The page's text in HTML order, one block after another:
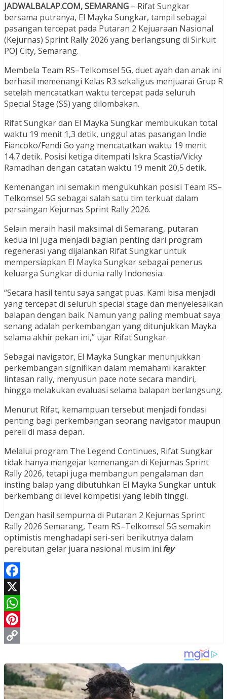
JADWALBALAP.COM, SEMARANG – Rifat Sungkar
bersama putranya, El Mayka Sungkar, tampil sebagai
pasangan tercepat pada Putaran 2 Kejuaraan Nasional
(Kejurnas) Sprint Rally 2026 yang berlangsung di Sirkuit
POJ City, Semarang.
Membela Team RS–Telkomsel 5G, duet ayah dan anak ini
berhasil memenangi Kelas R3 sekaligus menjuarai Grup R
setelah mencatatkan waktu tercepat pada seluruh
Special Stage (SS) yang dilombakan.
Rifat Sungkar dan El Mayka Sungkar membukukan total
waktu 19 menit 1,3 detik, unggul atas pasangan Indie
Fiancoko/Fendi Go yang mencatatkan waktu 19 menit
14,7 detik. Posisi ketiga ditempati Iskra Scastia/Vicky
Ramadhan dengan catatan waktu 19 menit 20,5 detik.
Kemenangan ini semakin mengukuhkan posisi Team RS–
Telkomsel 5G sebagai salah satu tim terkuat dalam
persaingan Kejurnas Sprint Rally 2026.
Selain meraih hasil maksimal di Semarang, putaran
kedua ini juga menjadi bagian penting dari program
regenerasi yang dijalankan Rifat Sungkar untuk
mempersiapkan El Mayka Sungkar sebagai penerus
keluarga Sungkar di dunia rally Indonesia.
“Secara hasil tentu saya sangat puas. Kami bisa menjadi
yang tercepat di seluruh special stage dan menyelesaikan
balapan dengan baik. Namun yang paling membuat saya
senang adalah perkembangan yang ditunjukkan Mayka
selama akhir pekan ini,” ujar Rifat Sungkar.
Sebagai navigator, El Mayka Sungkar menunjukkan
perkembangan signifikan dalam memahami karakter
lintasan rally, menyusun pace note secara mandiri,
hingga melakukan evaluasi selama balapan berlangsung.
Menurut Rifat, kemampuan tersebut menjadi fondasi
penting bagi perkembangan seorang navigator maupun
pereli di masa depan.
Melalui program The Legend Continues, Rifat Sungkar
tidak hanya mengejar kemenangan di Kejurnas Sprint
Rally 2026, tetapi juga membangun pengalaman dan
insting balap yang dibutuhkan El Mayka Sungkar untuk
berkembang di level kompetisi yang lebih tinggi.
Dengan hasil sempurna di Putaran 2 Kejurnas Sprint
Rally 2026 Semarang, Team RS–Telkomsel 5G semakin
optimistis menghadapi seri-seri berikutnya dalam
perebutan gelar juara nasional musim ini.fey
Facebook
X
WhatsApp
Pinterest
Link